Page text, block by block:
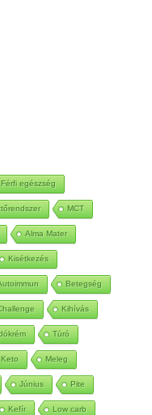
Férfi egészség
MCT
Alma Mater
Kisétkezés
Betegség
Kihívás
Túró
Keto Meleg
Június Pite
Kefír Low carb